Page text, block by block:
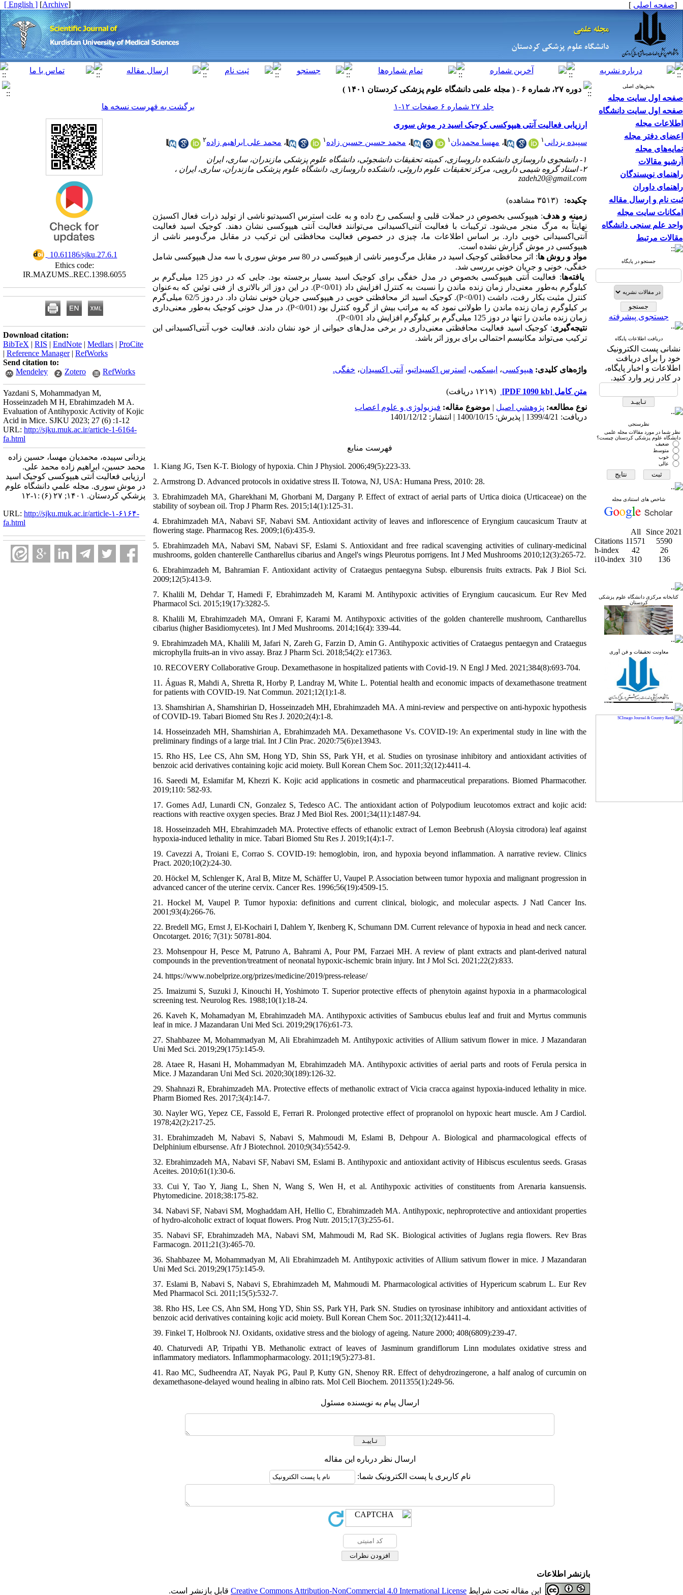
[صفحه اصلی ]
[
Archive
]
[ English ]
بخش‌های اصلی
صفحه اول سایت مجله
صفحه اول سایت دانشگاه
اطلاعات مجله
اعضای دفتر مجله
نمایه‌های مجله
آرشیو مقالات
راهنمای نویسندگان
راهنمای داوران
ثبت نام و ارسال مقاله
امکانات سایت مجله
واحد علم سنجی دانشگاه
مقالات مرتبط
جستجو در پایگاه
جستجوی پیشرفته
دریافت اطلاعات پایگاه
نشانی پست الکترونیک
خود را برای دریافت
اطلاعات و اخبار پایگاه،
در کادر زیر وارد کنید.
نظرسنجی
نظر شما در مورد مقالات مجله علمی
دانشگاه علوم پزشکی کردستان چیست؟
ضعیف
متوسط
خوب
عالی
شاخص های استنادی مجله
All
Since 2021
Citations 11571
5590
h-index
42
26
i10-index 310 136
کتابخانه مرکزی دانشگاه علوم پزشکی
کردستان
معاونت تحقیقات و فن آوری
دوره ۲۷، شماره ۶ - ( مجله علمی دانشگاه علوم پزشکی کردستان ۱۴۰۱ )
جلد ۲۷ شماره ۶ صفحات ۱۲-۱
برگشت به فهرست نسخه ها
ارزیابی فعالیت آنتی هیپوکسی کوجیک اسید در موش سوری
سپیده یزدانی ۱ ، مهسا محمدیان ۱ ، محمد حسین حسین زاده ۱ ، محمد علی ابراهیم زاده۲
۱- دانشجوی داروسازی دانشکده داروسازی، کمیته تحقیقات دانشجوئی، دانشگاه علوم پزشکی مازندران، ساری، ایران
۲- استاد گروه شیمی دارویی، مرکز تحقیقات علوم داروئی، دانشکده داروسازی، دانشگاه علوم پزشکی مازندران، ساری، ایران ،
zadeh20@gmail.com
چکیده:
(۳۵۱۳ مشاهده)
زمینه و هدف: هیپوکسی بخصوص در حملات قلبی و ایسکمی رخ داده و به علت استرس اکسیدتیو ناشی از تولید ذرات فعال اکسیژن
نهایتاً به مرگ منجر می‌شود. ترکیبات با فعالیت آنتی‌اکسیدانی می‌توانند فعالیت آنتی هیپوکسی نشان دهند. کوجیک اسید فعالیت
آنتی‌اکسیدانی خوبی دارد. بر اساس اطلاعات ما، چیزی در خصوص فعالیت محافظتی این ترکیب در مقابل مرگ‌ومیر ناشی از
هیپوکسی در موش گزارش نشده است.
مواد و روش ­ها
: اثر محافظتی کوجیک اسید در مقابل مرگ‌ومیر ناشی از هیپوکسی در 80 سر موش سوری با سه مدل هیپوکسی شامل
خفگی، خونی و جریان خونی بررسی شد.
یافته‌ها
: فعالیت آنتی هیپوکسی بخصوص در مدل خفگی برای کوجیک اسید بسیار برجسته بود. جایی که در دوز 125 میلی‌گرم بر
کیلوگرم به‌طور معنی‌دار زمان زنده ماندن را نسبت به کنترل افزایش داد (0/01
P<). در این دوز اثر بالاتری از فنی توئین که به‌عنوان
کنترل مثبت بکار رفت، داشت (0/01
P<
). کوجیک اسید اثر محافظتی خوبی در هیپوکسی جریان خونی نشان داد. در دوز 62/5 میلی‌گرم
بر کیلوگرم زمان زنده ماندن را طولانی نمود که به مراتب بیش از گروه کنترل بود (0/01
P<). در مدل خونی کوجیک به‌طور معنی‌داری
زمان زنده ماندن را تنها در دوز 125 میلی‌گرم بر کیلوگرم افزایش داد 0/01
P<
).
نتیجه‌گیری: کوجیک اسید فعالیت محافظتی معنی‌داری در برخی مدل‌های حیوانی از خود نشان دادند. فعالیت خوب آنتی‌اکسیدانی این
ترکیب می‌تواند مکانیسم احتمالی برای بروز اثر باشد.
واژه‌های کلیدی: هیپوکسی، ایسکمی، استرس اکسیداتیو، آنتی اکسیدان، خفگی.
متن کامل [PDF 1090 kb]
(۱۲۱۹ دریافت)
نوع مطالعه: پژوهشي اصیل | موضوع مقاله: فیزیولوژی و علوم اعصاب
دریافت: 1399/4/21 | پذیرش: 1400/10/15 | انتشار: 1401/12/12
فهرست منابع
1. Kiang JG, Tsen K-T. Biology of hypoxia. Chin J Physiol. 2006;49(5):223-33.
2. Armstrong D. Advanced protocols in oxidative stress II. Totowa, NJ, USA: Humana Press, 2010: 28.
3. Ebrahimzadeh MA, Gharekhani M, Ghorbani M, Dargany P. Effect of extract of aerial parts of Urtica dioica (Urticaceae) on the
stability of soybean oil. Trop J Pharm Res. 2015;14(1):125-31.
4. Ebrahimzadeh MA, Nabavi SF, Nabavi SM. Antioxidant activity of leaves and inflorescence of Eryngium caucasicum Trautv at
flowering stage. Pharmacog Res. 2009;1(6):435-9.
5. Ebrahimzadeh MA, Nabavi SM, Nabavi SF, Eslami S. Antioxidant and free radical scavenging activities of culinary-medicinal
mushrooms, golden chanterelle Cantharellus cibarius and Angel's wings Pleurotus porrigens. Int J Med Mushrooms 2010;12(3):265-72.
6. Ebrahimzadeh M, Bahramian F. Antioxidant activity of Crataegus pentaegyna Subsp. elburensis fruits extracts. Pak J Biol Sci.
2009;12(5):413-9.
7. Khalili M, Dehdar T, Hamedi F, Ebrahimzadeh M, Karami M. Antihypoxic activities of Eryngium caucasicum. Eur Rev Med
Pharmacol Sci. 2015;19(17):3282-5.
8. Khalili M, Ebrahimzadeh MA, Omrani F, Karami M. Antihypoxic activities of the golden chanterelle mushroom, Cantharellus
cibarius (higher Basidiomycetes). Int J Med Mushrooms. 2014;16(4): 339-44.
9. Ebrahimzadeh MA, Khalili M, Jafari N, Zareh G, Farzin D, Amin G. Antihypoxic activities of Crataegus pentaegyn and Crataegus
microphylla fruits-an in vivo assay. Braz J Pharm Sci. 2018;54(2): e17363.
10. RECOVERY Collaborative Group. Dexamethasone in hospitalized patients with Covid-19. N Engl J Med. 2021;384(8):693-704.
11. Águas R, Mahdi A, Shretta R, Horby P, Landray M, White L. Potential health and economic impacts of dexamethasone treatment
for patients with COVID-19. Nat Commun. 2021;12(1):1-8.
13. Shamshirian A, Shamshirian D, Hosseinzadeh MH, Ebrahimzadeh MA. A mini-review and perspective on anti-hypoxic hypothesis
of COVID-19. Tabari Biomed Stu Res J. 2020;2(4):1-8.
14. Hosseinzadeh MH, Shamshirian A, Ebrahimzadeh MA. Dexamethasone Vs. COVID‐19: An experimental study in line with the
preliminary findings of a large trial. Int J Clin Prac. 2020:75(6):e13943.
15. Rho HS, Lee CS, Ahn SM, Hong YD, Shin SS, Park YH, et al. Studies on tyrosinase inhibitory and antioxidant activities of
benzoic acid derivatives containing kojic acid moiety. Bull Korean Chem Soc. 2011;32(12):4411-4.
16. Saeedi M, Eslamifar M, Khezri K. Kojic acid applications in cosmetic and pharmaceutical preparations. Biomed Pharmacother.
2019;110: 582-93.
17. Gomes AdJ, Lunardi CN, Gonzalez S, Tedesco AC. The antioxidant action of Polypodium leucotomos extract and kojic acid:
reactions with reactive oxygen species. Braz J Med Biol Res. 2001;34(11):1487-94.
18. Hosseinzadeh MH, Ebrahimzadeh MA. Protective effects of ethanolic extract of Lemon Beebrush (Aloysia citrodora) leaf against
hypoxia-induced lethality in mice. Tabari Biomed Stu Res J. 2019;1(4):1-7.
19. Cavezzi A, Troiani E, Corrao S. COVID-19: hemoglobin, iron, and hypoxia beyond inflammation. A narrative review. Clinics
Pract. 2020;10(2):24-30.
20. Höckel M, Schlenger K, Aral B, Mitze M, Schäffer U, Vaupel P. Association between tumor hypoxia and malignant progression in
advanced cancer of the uterine cervix. Cancer Res. 1996;56(19):4509-15.
21. Hockel M, Vaupel P. Tumor hypoxia: definitions and current clinical, biologic, and molecular aspects. J Natl Cancer Ins.
2001;93(4):266-76.
22. Bredell MG, Ernst J, El-Kochairi I, Dahlem Y, Ikenberg K, Schumann DM. Current relevance of hypoxia in head and neck cancer.
Oncotarget. 2016; 7(31): 50781-804.
23. Mohsenpour H, Pesce M, Patruno A, Bahrami A, Pour PM, Farzaei MH. A review of plant extracts and plant-derived natural
compounds in the prevention/treatment of neonatal hypoxic-ischemic brain injury. Int J Mol Sci. 2021;22(2):833.
24. https://www.nobelprize.org/prizes/medicine/2019/press-release/
25. Imaizumi S, Suzuki J, Kinouchi H, Yoshimoto T. Superior protective effects of phenytoin against hypoxia in a pharmacological
screening test. Neurolog Res. 1988;10(1):18-24.
26. Kaveh K, Mohamadyan M, Ebrahimzadeh MA. Antihypoxic activities of Sambucus ebulus leaf and fruit and Myrtus communis
leaf in mice. J Mazandaran Uni Med Sci. 2019;29(176):61-73.
27. Shahbazee M, Mohammadyan M, Ali Ebrahimzadeh M. Antihypoxic activities of Allium sativum flower in mice. J Mazandaran
Uni Med Sci. 2019;29(175):145-9.
28. Ataee R, Hasani H, Mohammadyan M, Ebrahimzadeh MA. Antihypoxic activities of aerial parts and roots of Ferula persica in
Mice. J Mazandaran Uni Med Sci. 2020;30(189):126-32.
29. Shahnazi R, Ebrahimzadeh MA. Protective effects of methanolic extract of Vicia cracca against hypoxia-induced lethality in mice.
Pharm Biomed Res. 2017;3(4):14-7.
30. Nayler WG, Yepez CE, Fassold E, Ferrari R. Prolonged protective effect of propranolol on hypoxic heart muscle. Am J Cardiol.
1978;42(2):217-25.
31. Ebrahimzadeh M, Nabavi S, Nabavi S, Mahmoudi M, Eslami B, Dehpour A. Biological and pharmacological effects of
Delphinium elbursense. Afr J Biotechnol. 2010;9(34):5542-9.
32. Ebrahimzadeh MA, Nabavi SF, Nabavi SM, Eslami B. Antihypoxic and antioxidant activity of Hibiscus esculentus seeds. Grasas
Aceites. 2010;61(1):30-6.
33. Cui Y, Tao Y, Jiang L, Shen N, Wang S, Wen H, et al. Antihypoxic activities of constituents from Arenaria kansuensis.
Phytomedicine. 2018;38:175-82.
34. Nabavi SF, Nabavi SM, Moghaddam AH, Hellio C, Ebrahimzadeh MA. Antihypoxic, nephroprotective and antioxidant properties
of hydro-alcoholic extract of loquat flowers. Prog Nutr. 2015;17(3):255-61.
35. Nabavi SF, Ebrahimzadeh MA, Nabavi SM, Mahmoudi M, Rad SK. Biological activities of Juglans regia flowers. Rev Bras
Farmacogn. 2011;21(3):465-70.
36. Shahbazee M, Mohammadyan M, Ali Ebrahimzadeh M. Antihypoxic activities of Allium sativum flower in mice. J Mazandaran
Uni Med Sci. 2019;29(175):145-9.
37. Eslami B, Nabavi S, Nabavi S, Ebrahimzadeh M, Mahmoudi M. Pharmacological activities of Hypericum scabrum L. Eur Rev
Med Pharmacol Sci. 2011;15(5):532-7.
38. Rho HS, Lee CS, Ahn SM, Hong YD, Shin SS, Park YH, Park SN. Studies on tyrosinase inhibitory and antioxidant activities of
benzoic acid derivatives containing kojic acid moiety. Bull Korean Chem Soc. 2011;32(12):4411-4.
39. Finkel T, Holbrook NJ. Oxidants, oxidative stress and the biology of ageing. Nature 2000; 408(6809):239-47.
40. Chaturvedi AP, Tripathi YB. Methanolic extract of leaves of Jasminum grandiflorum Linn modulates oxidative stress and
inflammatory mediators. Inflammopharmacology. 2011;19(5):273-81.
41. Rao MC, Sudheendra AT, Nayak PG, Paul P, Kutty GN, Shenoy RR. Effect of dehydrozingerone, a half analog of curcumin on
dexamethasone-delayed wound healing in albino rats. Mol Cell Biochem. 2011355(1):249-56.
ارسال پیام به نویسنده مسئول
ارسال نظر درباره این مقاله
نام کاربری یا پست الکترونیک شما:
‎ 10.61186/sjku.27.6.1
Ethics code:
IR.MAZUMS..REC.1398.6055
Download citation:
BibTeX | RIS | EndNote | Medlars | ProCite
| Reference Manager| RefWorks
Send citation to:
Mendeley
Zotero RefWorks
Yazdani S, Mohammadyan M,
Hosseinzadeh M H, Ebrahimzadeh M A.
Evaluation of Antihypoxic Activity of Kojic
Acid in Mice. SJKU 2023; 27 (6) :1-12
URL: http://sjku.muk.ac.ir/article-1-6164-
fa.html
یزدانی سپیده، محمدیان مهسا، حسین زاده
محمد حسین، ابراهیم زاده محمد علی.
ارزیابی فعالیت آنتی هیپوکسی کوجیک اسید
در موش سوری. مجله علمي دانشگاه علوم
پزشكي كردستان. ۱۴۰۱; ۲۷ (۶) :۱-۱۲
URL: http://sjku.muk.ac.ir/article-۱-۶۱۶۴-
fa.html
بازنشر اطلاعات
این مقاله تحت شرایط Creative Commons Attribution-NonCommercial 4.0 International License قابل بازنشر است.